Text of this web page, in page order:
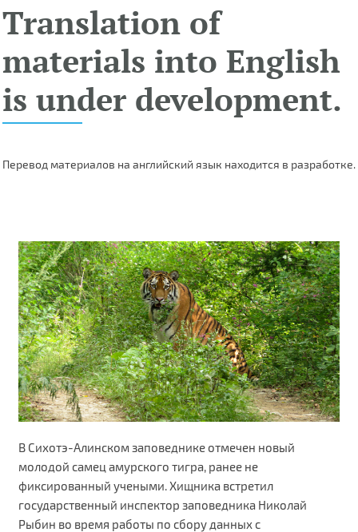
Translation of
materials into English
is under development.
Перевод материалов на английский язык находится в разработке.
В Сихотэ-Алинском заповеднике отмечен новый
молодой самец амурского тигра, ранее не
фиксированный учеными. Хищника встретил
государственный инспектор заповедника Николай
Рыбин во время работы по сбору данных с